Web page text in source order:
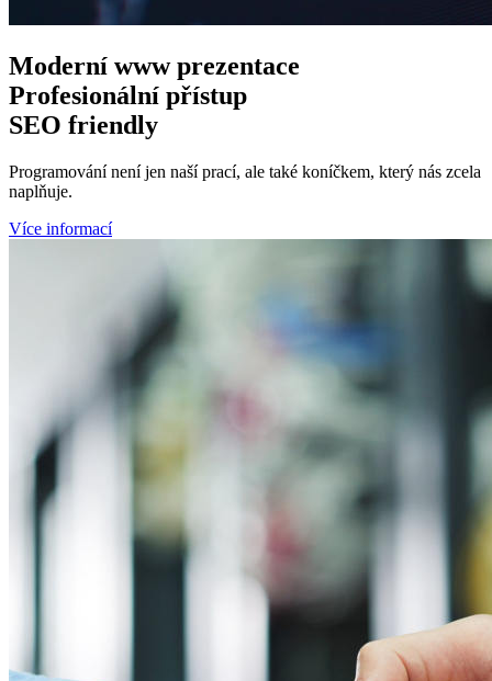
Moderní wwwprezentace
Profesionální přístup
SEO friendly
Programování není jen naší prací, ale také koníčkem, který nás zcela
naplňuje.
Více informací